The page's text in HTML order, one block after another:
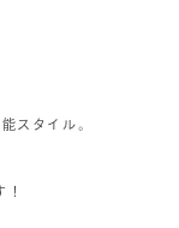
スタイル。